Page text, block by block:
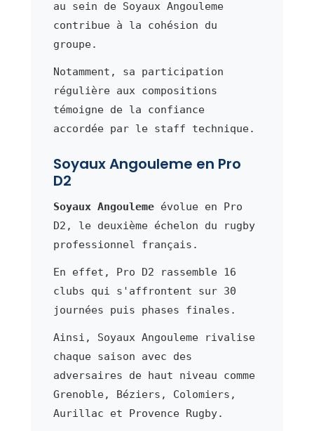
au sein de Soyaux Angouleme
contribue à la cohésion du
groupe.
Notamment, sa participation
régulière aux compositions
témoigne de la confiance
accordée par le staff technique.
Soyaux Angouleme en Pro
D2
Soyaux Angoulemeévolue en Pro
D2, le deuxième échelon du rugby
professionnel français.
En effet, Pro D2 rassemble 16
clubs qui s'affrontent sur 30
journées puis phases finales.
Ainsi, Soyaux Angouleme rivalise
chaque saison avec des
adversaires de haut niveau comme
Grenoble, Béziers, Colomiers,
Aurillac et Provence Rugby.